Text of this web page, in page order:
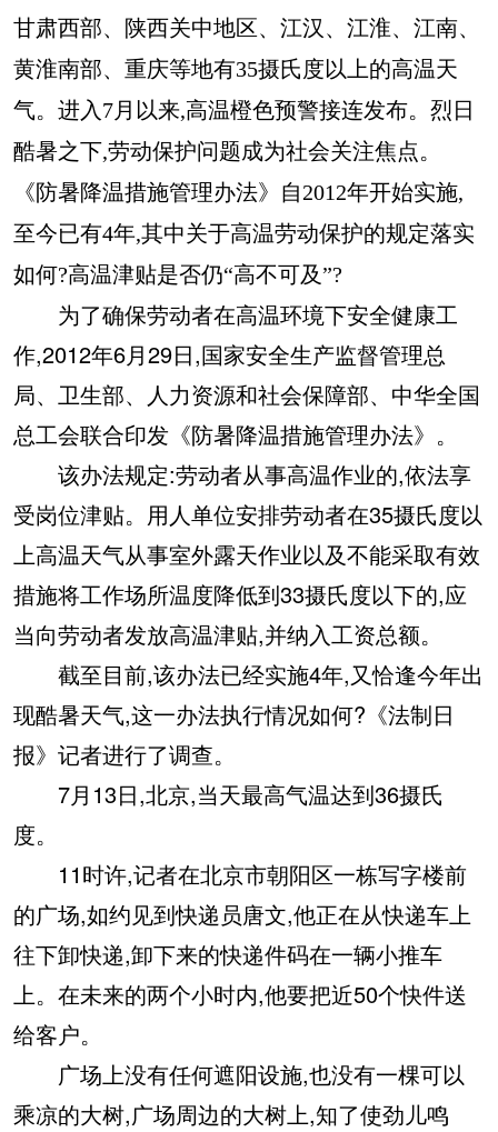
甘肃西部、陕西关中地区、江汉、江淮、江南、
黄淮南部、重庆等地有35摄氏度以上的高温天
气。进入7月以来,高温橙色预警接连发布。烈日
酷暑之下,劳动保护问题成为社会关注焦点。
《防暑降温措施管理办法》自2012年开始实施,
至今已有4年,其中关于高温劳动保护的规定落实
如何?高温津贴是否仍“高不可及”?
为了确保劳动者在高温环境下安全健康工
作,2012年6月29日,国家安全生产监督管理总
局、卫生部、人力资源和社会保障部、中华全国
总工会联合印发《防暑降温措施管理办法》。
该办法规定:劳动者从事高温作业的,依法享
受岗位津贴。用人单位安排劳动者在35摄氏度以
上高温天气从事室外露天作业以及不能采取有效
措施将工作场所温度降低到33摄氏度以下的,应
当向劳动者发放高温津贴,并纳入工资总额。
截至目前,该办法已经实施4年,又恰逢今年出
现酷暑天气,这一办法执行情况如何?《法制日
报》记者进行了调查。
7月13日,北京,当天最高气温达到36摄氏
度。
11时许,记者在北京市朝阳区一栋写字楼前
的广场,如约见到快递员唐文,他正在从快递车上
往下卸快递,卸下来的快递件码在一辆小推车
上。在未来的两个小时内,他要把近50个快件送
给客户。
广场上没有任何遮阳设施,也没有一棵可以
乘凉的大树,广场周边的大树上,知了使劲儿鸣